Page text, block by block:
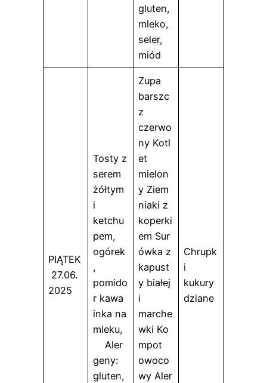
gluten,
mleko,
seler,
miód
PIĄTEK
27.06.
2025
Tosty z
serem
żółtym
i
ketchu
pem,
ogórek
,
pomido
r kawa
inka na
mleku,
Aler
geny:
gluten,
Zupa
barszc
z
czerwo
ny Kotl
et
mielon
y Ziem
niaki z
koperki
em Sur
ówka z
kapust
y białej
i
marche
wki Ko
mpot
owoco
wy Aler
Chrupk
i
kukury
dziane